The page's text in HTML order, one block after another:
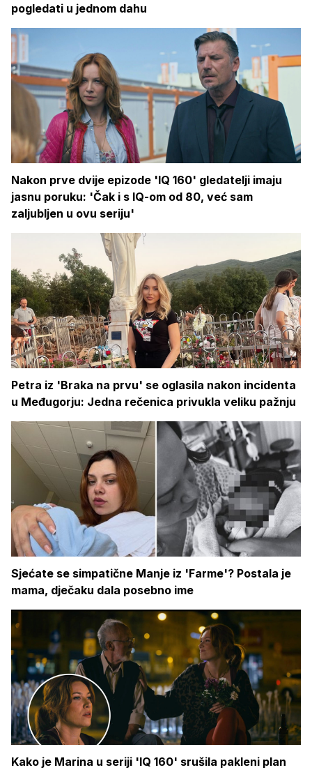
pogledati u jednom dahu
Nakon prve dvije epizode 'IQ 160' gledatelji imaju
jasnu poruku: 'Čak i s IQ-om od 80, već sam
zaljubljen u ovu seriju'
Petra iz 'Braka na prvu' se oglasila nakon incidenta
u Međugorju: Jedna rečenica privukla veliku pažnju
Sjećate se simpatične Manje iz 'Farme'? Postala je
mama, dječaku dala posebno ime
Kako je Marina u seriji 'IQ 160' srušila pakleni plan